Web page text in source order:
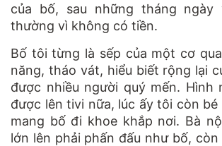
của bố, sau những tháng
thường vì không có tiền.
Bố tôi từng là sếp của một cơ
năng, tháo vát, hiểu biết rộng lại
được nhiều người quý mến. Hình
được lên tivi nữa, lúc ấy tôi còn
mang bố đi khoe khắp nơi. Bà
lớn lên phải phấn đấu như bố,